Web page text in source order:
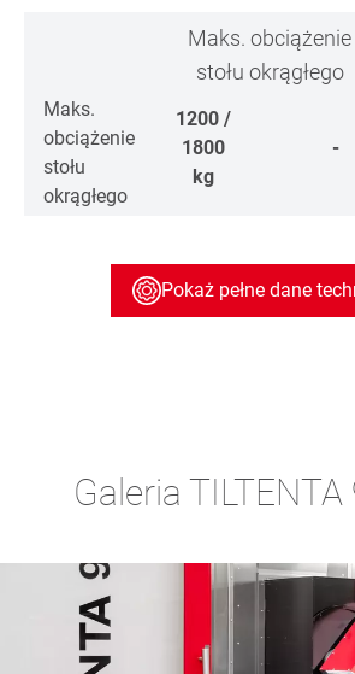
Maks. obciążenie
stołu okrągłego
Maks.
obciążenie
stołu
okrągłego
1200 /
1800
kg
-
Pokaż pełne dane
Galeria TILTENTA